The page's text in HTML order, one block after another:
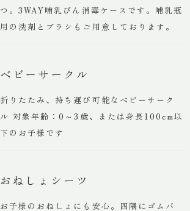
つ。3WAY哺乳びん消毒ケースです。哺乳瓶
用の洗剤とブラシもご用意しております。
ベビーサークル
折りたたみ、持ち運び可能なベビーサーク
ル 対象年齢：0～3歳、または身長100cm以
下のお子様です
おねしょシーツ
お子様のおねしょにも安心。四隅にゴムバ